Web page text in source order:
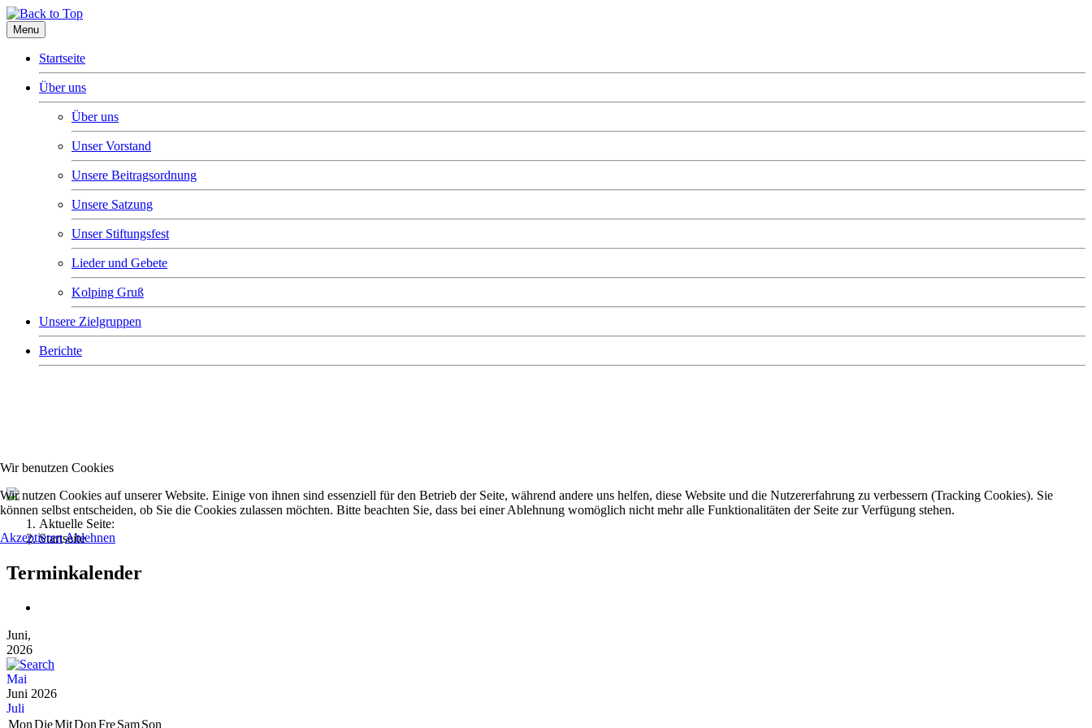
Menu
Startseite
Über uns
Über uns
Unser Vorstand
Unsere Beitragsordnung
Unsere Satzung
Unser Stiftungsfest
Lieder und Gebete
Kolping Gruß
Unsere Zielgruppen
Berichte
Gemeinschaft macht uns stark
Aktuelle Seite:
Startseite
Terminkalender
Juni,
2026
Mai
Juni 2026
Juli
MonDieMitDonFreSamSon
Wir benutzen Cookies
Wir nutzen Cookies auf unserer Website. Einige von ihnen sind essenziell für den Betrieb der Seite, während andere uns helfen, diese Website und die Nutzererfahrung zu verbessern (Tracking Cookies). Sie
können selbst entscheiden, ob Sie die Cookies zulassen möchten. Bitte beachten Sie, dass bei einer Ablehnung womöglich nicht mehr alle Funktionalitäten der Seite zur Verfügung stehen.
AkzeptierenAblehnen